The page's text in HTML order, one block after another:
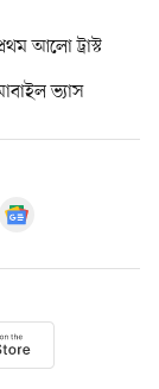
আলো ট্রাস্ট
ভ্যাস